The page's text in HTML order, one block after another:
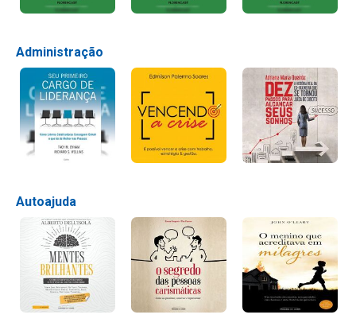
Administração
Autoajuda